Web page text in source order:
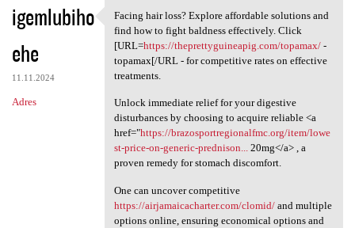
igemlubiho
ehe
11.11.2024
Adres
Facing hair loss? Explore
Facing hair loss? Explore affordable solutions and
find how to fight baldness effectively. Click
[URL=https://theprettyguineapig.com/topamax/-
topamax[/URL - for competitive rates on effective
treatments.
Unlock immediate relief for your digestive
disturbances by choosing to acquire reliable <a
href="https://brazosportregionalfmc.org/item/lowe
st-price-on-generic-prednison...20mg</a> , a
proven remedy for stomach discomfort.
One can uncover competitive
https://airjamaicacharter.com/clomid/and multiple
options online, ensuring economical options and